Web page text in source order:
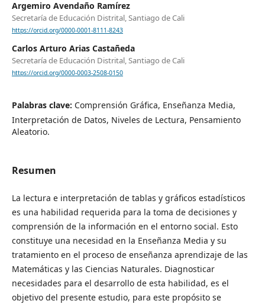
Argemiro Avendaño Ramírez
Secretaría de Educación Distrital, Santiago de Cali
https://orcid.org/0000-0001-8111-8243
Carlos Arturo Arias Castañeda
Secretaría de Educación Distrital, Santiago de Cali
https://orcid.org/0000-0003-2508-0150
Palabras clave: Comprensión Gráfica, Enseñanza Media,
Interpretación de Datos, Niveles de Lectura, Pensamiento
Aleatorio.
Resumen
La lectura e interpretación de tablas y gráficos estadísticos
es una habilidad requerida para la toma de decisiones y
comprensión de la información en el entorno social. Esto
constituye una necesidad en la Enseñanza Media y su
tratamiento en el proceso de enseñanza aprendizaje de las
Matemáticas y las Ciencias Naturales. Diagnosticar
necesidades para el desarrollo de esta habilidad, es el
objetivo del presente estudio, para este propósito se